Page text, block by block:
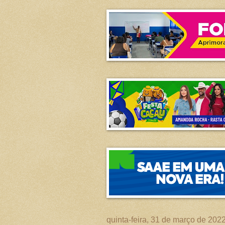
quinta-feira, 31 de março de